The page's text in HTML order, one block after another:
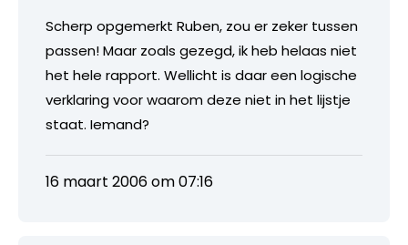
Scherp opgemerkt Ruben, zou er zeker tussen
passen! Maar zoals gezegd, ik heb helaas niet
het hele rapport. Wellicht is daar een logische
verklaring voor waarom deze niet in het lijstje
staat. Iemand?
16 maart 2006 om 07:16